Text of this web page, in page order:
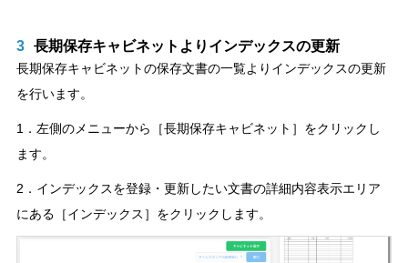
3 長期保存キャビネットよりインデックスの更新
長期保存キャビネットの保存文書の一覧よりインデックスの更新
を行います。
1．左側のメニューから［長期保存キャビネット］をクリックし
ます。
2．インデックスを登録・更新したい文書の詳細内容表示エリア
にある［インデックス］をクリックします。